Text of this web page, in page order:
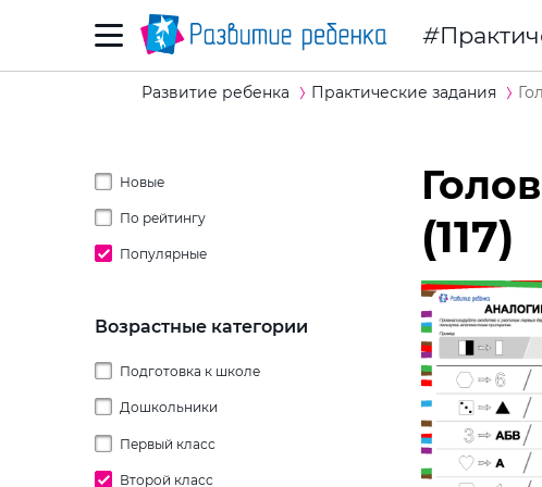
Развитие ребенка Практические задания
Новые
По рейтингу
Популярные
Возрастные категории
Подготовка к школе
Дошкольники
2 года
3 года
Первый класс
Второй класс
(117)